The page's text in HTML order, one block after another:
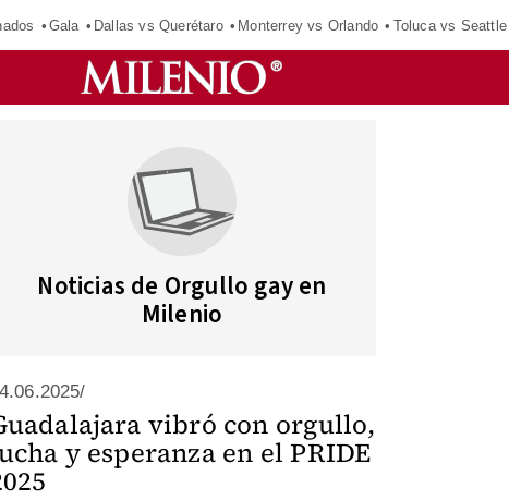
Gala Dallas vs Querétaro Monterrey vs Orlando Toluca vs Seattle
Noticias de Orgullo gay en
Milenio
vibró con orgullo,
y esperanza en el PRIDE